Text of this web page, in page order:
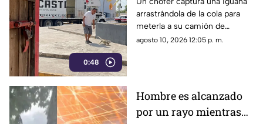
0:48
su camión | VIDEO
arrastrándola de la cola para
meterla a su camión de
paquetería. El ejemplar fue
agosto 10, 2026 12:05 p. m.
Hombre es alcanzado
por un rayo mientras